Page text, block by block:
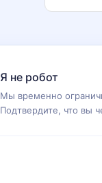
Я не робот
Мы временно
Подтвердите, что вы